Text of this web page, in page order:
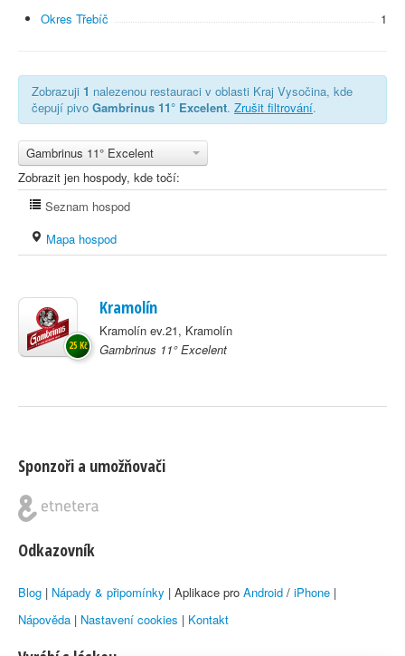
Okres Třebíč 1
Zobrazuji 1 nalezenou restauraci v oblasti Kraj Vysočina, kde
čepují pivo Gambrinus 11° Excelent. Zrušit filtrování.
Gambrinus 11° Excelent
Zobrazit jen hospody, kde točí:
Seznam hospod
Mapa hospod
Kramolín
Kramolín ev.21, Kramolín
Gambrinus 11° Excelent
25 Kč
Sponzoři a umožňovači
Odkazovník
Blog | Nápady & připomínky | Aplikace pro Android / iPhone |
Nápověda | Nastavení cookies | Kontakt